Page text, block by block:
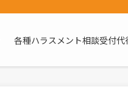
各種ハラスメント相談受付代